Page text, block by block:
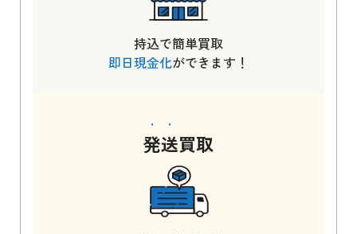
持込で簡単買取
即日現金化ができます！
発送買取